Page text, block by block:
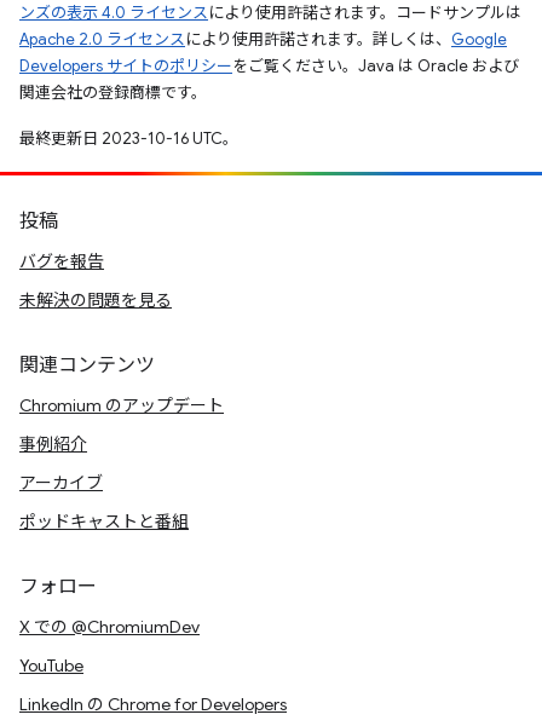
ンズの表示 4.0 ライセンスにより使用許諾されます。コードサンプルは
Apache 2.0 ライセンスにより使用許諾されます。詳しくは、 Google
Developers サイトのポリシーをご覧ください。Java は Oracle および
関連会社の登録商標です。
最終更新日 2023-10-16 UTC。
投稿
バグを報告
未解決の問題を見る
関連コンテンツ
Chromium のアップデート
事例紹介
アーカイブ
ポッドキャストと番組
フォロー
X での @ChromiumDev
YouTube
LinkedIn の Chrome for Developers